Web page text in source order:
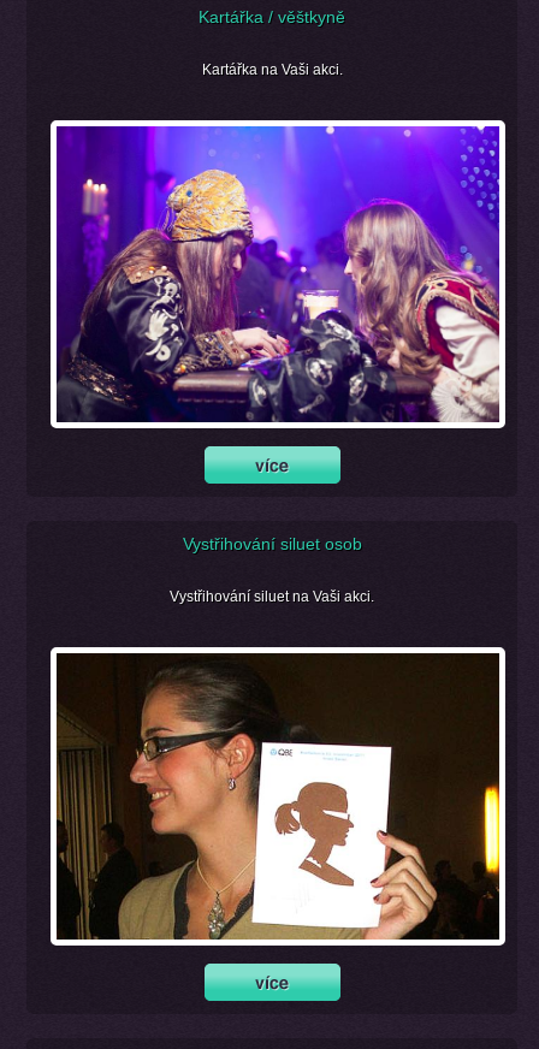
Kartářka / věštkyně
Kartářka na Vaši akci.
Vystřihování siluet osob
Vystřihování siluet na Vaši akci.